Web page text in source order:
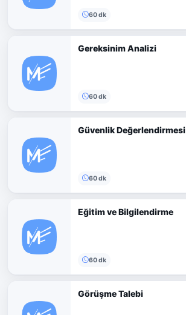
60 dk
Gereksinim Analizi
60 dk
Güvenlik Değerlendirmesi
60 dk
Eğitim ve Bilgilendirme
60 dk
Görüşme Talebi